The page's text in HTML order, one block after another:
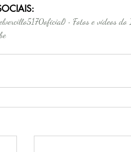
• Fotos e vídeos